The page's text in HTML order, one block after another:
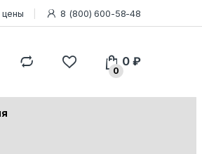
цены 8 (800) 600-58-48
0
0₽